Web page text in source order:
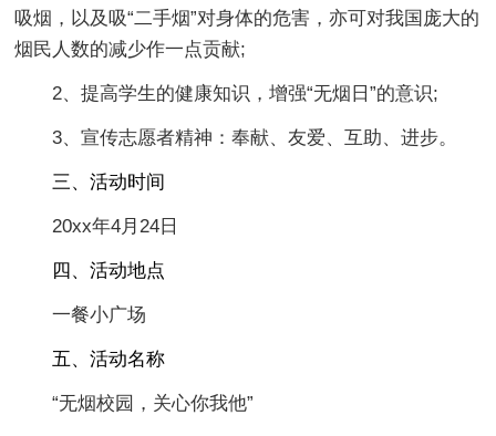
吸烟，以及吸“二手烟”对身体的危害，亦可对我国庞大的
烟民人数的减少作一点贡献;
2、提高学生的健康知识，增强“无烟日”的意识;
3、宣传志愿者精神：奉献、友爱、互助、进步。
三、活动时间
20xx年4月24日
四、活动地点
一餐小广场
五、活动名称
“无烟校园，关心你我他”